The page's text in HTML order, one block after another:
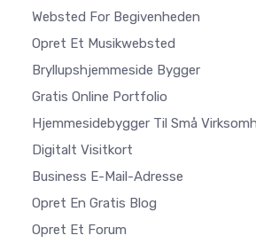
Websted For Begivenheden
Opret Et Musikwebsted
Bryllupshjemmeside Bygger
Gratis Online Portfolio
Hjemmesidebygger Til Små
Digitalt Visitkort
Business E-Mail-Adresse
Opret En Gratis Blog
Opret Et Forum